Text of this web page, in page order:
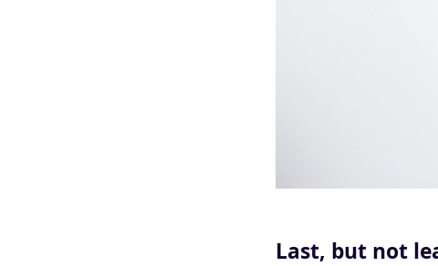
Last, but not